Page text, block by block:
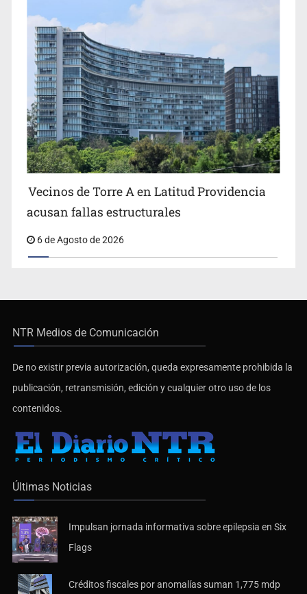
Vecinos de Torre A en Latitud Providencia
acusan fallas estructurales
6 de Agosto de 2026
NTR Medios de Comunicación
De no existir previa autorización, queda expresamente prohibida la
publicación, retransmisión, edición y cualquier otro uso de los
contenidos.
Últimas Noticias
Impulsan jornada informativa sobre epilepsia en Six
Flags
Créditos fiscales por anomalías suman 1,775 mdp